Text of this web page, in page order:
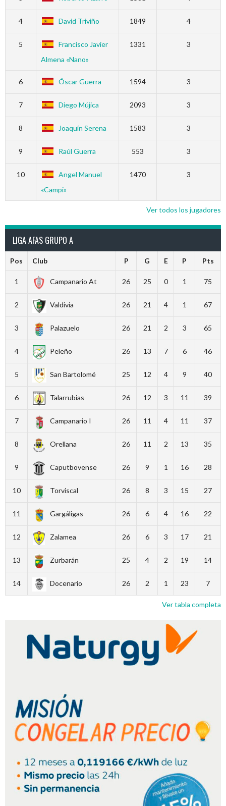
4 David Triviño 1849 4
5
Francisco Javier
Almena «Nano»
1331 3
6 Óscar Guerra 1594 3
7 Diego Mújica 2093 3
8 Joaquín Serena 1583 3
9 Raúl Guerra 553 3
10
Angel Manuel
«Campi»
1470 3
Ver todos los jugadores
LIGA AFAS GRUPO A
Pos Club P G E P Pts
1 Campanario At 26 25 0 1 75
2 Valdivia 26 21 4 1 67
3 Palazuelo 26 21 2 3 65
4 Peleño 26 13 7 6 46
5 San Bartolomé 25 12 4 9 40
6 Talarrubias 26 12 3 11 39
7 Campanario I 26 11 4 11 37
8 Orellana 26 11 2 13 35
9 Caputbovense 26 9 1 16 28
10 Torviscal 26 8 3 15 27
11 Gargáligas 26 6 4 16 22
12 Zalamea 26 6 3 17 21
13 Zurbarán 25 4 2 19 14
14 Docenario 26 2 1 23 7
Ver tabla completa